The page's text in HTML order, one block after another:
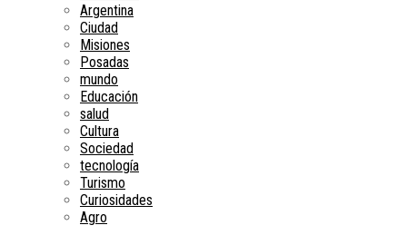
Argentina
Ciudad
Misiones
Posadas
mundo
Educación
salud
Cultura
Sociedad
tecnología
Turismo
Curiosidades
Agro